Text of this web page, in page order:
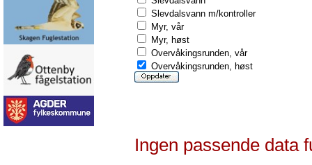
Slevdalsvann m/kontroller
Myr, vår
Myr, høst
Overvåkingsrunden, vår
Overvåkingsrunden, høst
Ingen passende data